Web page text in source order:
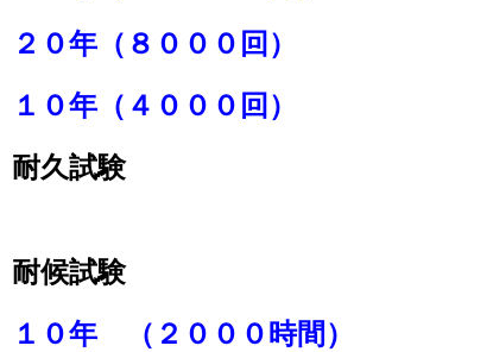
２０年（８０００回）
１０年（４０００回）
耐久試験
耐候試験
１０年 （２０００時間）